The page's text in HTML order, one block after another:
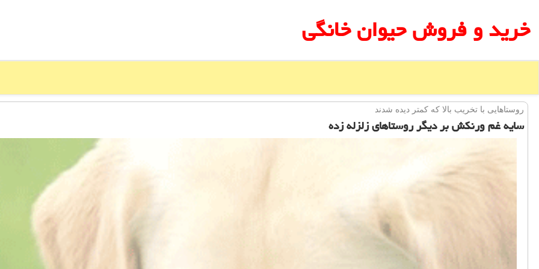
خرید و فروش حیوان خانگی
روستاهایی با تخریب بالا كه كمتر دیده شدند
سایه غم ورنكش بر دیگر روستاهای زلزله زده